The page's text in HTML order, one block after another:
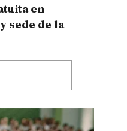
en
sede de la